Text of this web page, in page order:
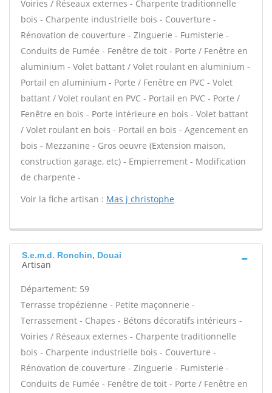
Voiries / Réseaux externes - Charpente traditionnelle
bois - Charpente industrielle bois - Couverture -
Rénovation de couverture - Zinguerie - Fumisterie -
Conduits de Fumée - Fenêtre de toit - Porte / Fenêtre en
aluminium - Volet battant / Volet roulant en aluminium -
Portail en aluminium - Porte / Fenêtre en PVC - Volet
battant / Volet roulant en PVC - Portail en PVC - Porte /
Fenêtre en bois - Porte intérieure en bois - Volet battant
/ Volet roulant en bois - Portail en bois - Agencement en
bois - Mezzanine - Gros oeuvre (Extension maison,
construction garage, etc) - Empierrement - Modification
de charpente -
Voir la fiche artisan : Mas j christophe
S.e.m.d. Ronchin, Douai
Artisan
Département: 59
Terrasse tropézienne - Petite maçonnerie -
Terrassement - Chapes - Bétons décoratifs intérieurs -
Voiries / Réseaux externes - Charpente traditionnelle
bois - Charpente industrielle bois - Couverture -
Rénovation de couverture - Zinguerie - Fumisterie -
Conduits de Fumée - Fenêtre de toit - Porte / Fenêtre en